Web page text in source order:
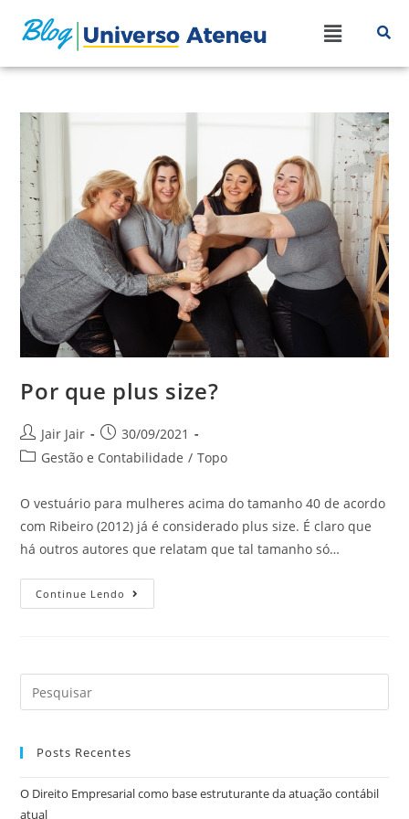
Por que plus size?
Jair Jair
30/09/2021
Gestão e Contabilidade / Topo
O vestuário para mulheres acima do tamanho 40 de acordo
com Ribeiro (2012) já é considerado plus size. É claro que
há outros autores que relatam que tal tamanho só…
Continue Lendo
Posts Recentes
O Direito Empresarial como base estruturante da atuação contábil
atual